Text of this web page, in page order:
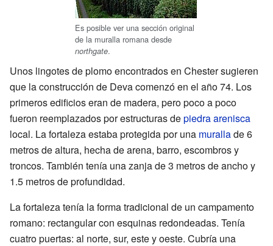
Es posible ver una sección original
de la muralla romana desde
northgate.
Unos lingotes de plomo encontrados en Chester sugieren
que la construcción de Deva comenzó en el año 74. Los
primeros edificios eran de madera, pero poco a poco
fueron reemplazados por estructuras depiedra arenisca
local. La fortaleza estaba protegida por una murallade 6
metros de altura, hecha de arena, barro, escombros y
troncos. También tenía una zanja de 3 metros de ancho y
1.5 metros de profundidad.
La fortaleza tenía la forma tradicional de un campamento
romano: rectangular con esquinas redondeadas. Tenía
cuatro puertas: al norte, sur, este y oeste. Cubría una